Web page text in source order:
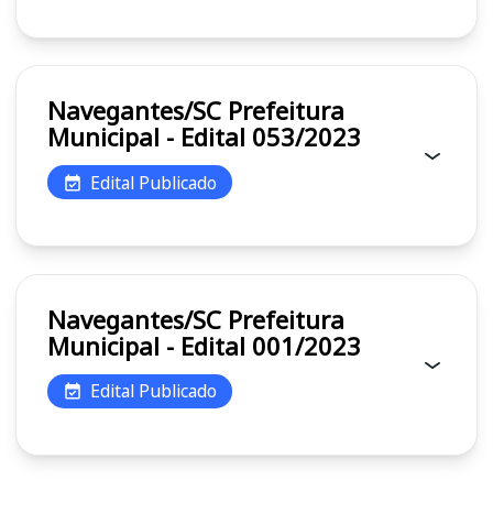
Navegantes/SC Prefeitura
Municipal - Edital 053/2023
Edital Publicado
Navegantes/SC Prefeitura
Municipal - Edital 001/2023
Edital Publicado